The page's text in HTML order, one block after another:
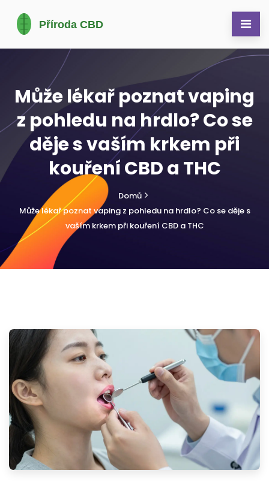
Může lékař poznat vaping
z pohledu na hrdlo? Co se
děje s vaším krkem při
kouření CBD a THC
Domů
Může lékař poznat vaping z pohledu na hrdlo? Co se děje s
vaším krkem při kouření CBD a THC